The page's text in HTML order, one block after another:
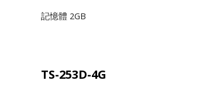
記憶體 2GB
TS-253D-4G